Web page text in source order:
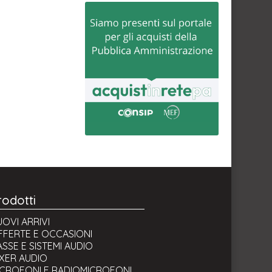
ARRIVI
E OCCASIONI
E SISTEMI AUDIO
AUDIO